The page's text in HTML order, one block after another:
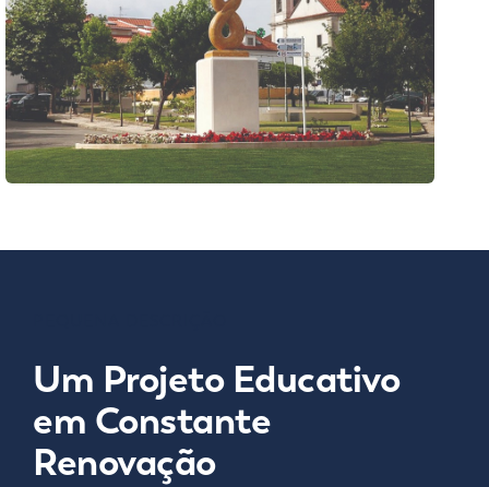
Um Projeto Educativo
em Constante
Renovação